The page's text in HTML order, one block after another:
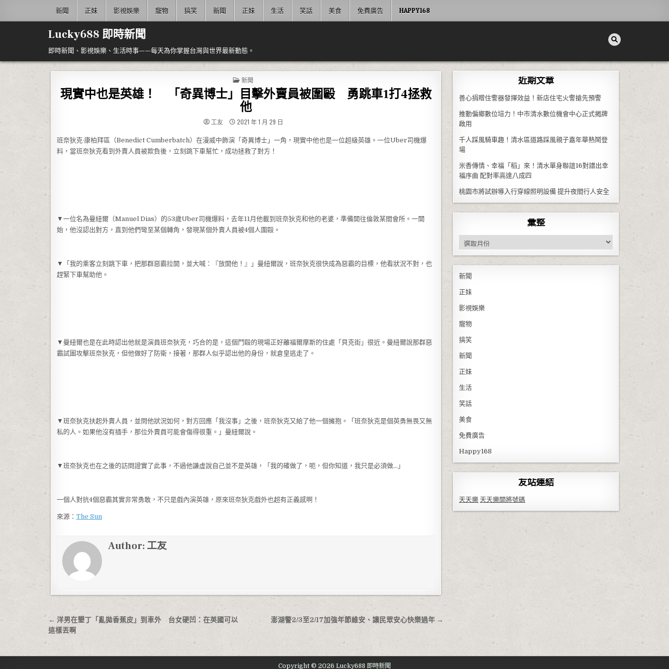
新聞 正妹 影視娛樂 寵物 搞笑 新聞 正妹 生活 笑話 美食 免費廣告 HAPPY168
Lucky688 即時新聞
即時新聞、影視娛樂、生活時事——每天為你掌握台灣與世界最新動態。
POSTED IN
新聞
現實中也是英雄！ 「奇異博士」目擊外賣員被圍毆 勇跳車1打4拯救
他
工友 2021 年 1 月 29 日
班奈狄克·康柏拜區（Benedict Cumberbatch）在漫威中飾演「奇異博士」一角，現實中他也是一位超級英雄。一位Uber司機爆
料，當班奈狄克看到外賣人員被欺負後，立刻跳下車幫忙，成功拯救了對方！
▼一位名為曼紐爾（Manuel Dias）的53歲Uber司機爆料，去年11月他載到班奈狄克和他的老婆，準備開往倫敦某間會所。一開
始，他沒認出對方，直到他們彎至某個轉角，發現某個外賣人員被4個人圍毆。
▼「我的乘客立刻跳下車，把那群惡霸拉開，並大喊：『放開他！』」曼紐爾說，班奈狄克很快成為惡霸的目標，他看狀況不對，也
趕緊下車幫助他。
▼曼紐爾也是在此時認出他就是演員班奈狄克，巧合的是，這個鬥毆的現場正好離福爾摩斯的住處「貝克街」很近。曼紐爾說那群惡
霸試圖攻擊班奈狄克，但他做好了防衛，接著，那群人似乎認出他的身份，就倉皇逃走了。
▼班奈狄克扶起外賣人員，並問他狀況如何，對方回應「我沒事」之後，班奈狄克又給了他一個擁抱。「班奈狄克是個英勇無畏又無
私的人。如果他沒有插手，那位外賣員可能會傷得很重。」曼紐爾說。
▼班奈狄克也在之後的訪問證實了此事，不過他謙虛說自己並不是英雄，「我的確做了，呃，但你知道，我只是必須做…」
一個人對抗4個惡霸其實非常勇敢，不只是戲內演英雄，原來班奈狄克戲外也超有正義感啊！
來源： The Sun
Author: 工友
文章導覽 澎湖警2/3至2/17加強年節維安、讓民眾安心快樂過年 →
← 洋男在墾丁「亂拋香蕉皮」到車外 台女硬凹：在英國可以
這樣丟啊
近期文章
善心捐贈住警器發揮效益！新店住宅火警搶先預警
推動偏鄉數位培力！中市清水數位機會中心正式揭牌
啟用
千人踩風騎車趣！清水區道路踩風親子嘉年華熱鬧登
場
米香傳情、幸福「稻」來！清水單身聯誼16對譜出幸
福序曲 配對率高達八成四
桃園市將試辦導入行穿線照明設備 提升夜間行人安全
彙整
彙整
新聞
正妹
影視娛樂
寵物
搞笑
新聞
正妹
生活
笑話
美食
免費廣告
Happy168
友站連結
天天樂 天天樂開將號碼
Copyright © 2026 Lucky688 即時新聞